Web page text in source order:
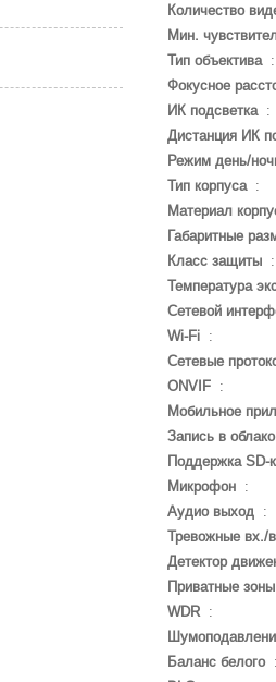
Количество
Мин.
Тип объектива
Фокусное
ИК подсветка:
Дистанция ИК
Режим день/
Тип корпуса:
Материал
Габаритные
Класс защиты
Температура
Сетевой
Wi-Fi :
Сетевые
ONVIF :
Мобильное
Запись в облако
Поддержка SD-
Микрофон :
Аудио выход :
Тревожные вх./
Детектор
Приватные зоны
WDR:
Баланс белого